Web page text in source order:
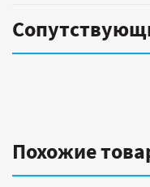
Похожие